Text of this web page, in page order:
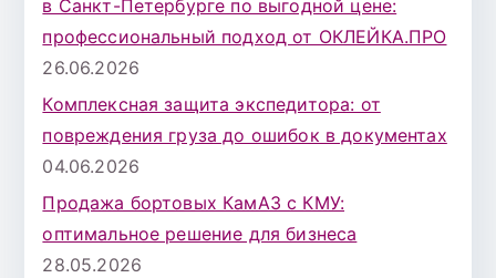
в Санкт-Петербурге по выгодной цене:
профессиональный подход от ОКЛЕЙКА.ПРО
26.06.2026
Комплексная защита экспедитора: от
повреждения груза до ошибок в документах
04.06.2026
Продажа бортовых КамАЗ с КМУ:
оптимальное решение для бизнеса
28.05.2026